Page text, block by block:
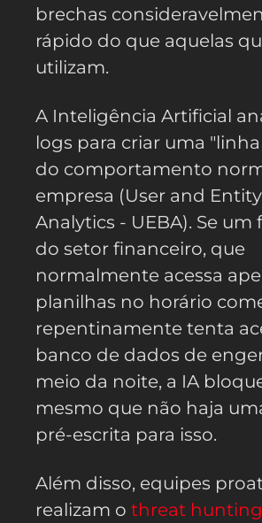
brechas
rápido do que aquelas
utilizam.
A Inteligência Artificial
logs para criar uma
do comportamento
empresa (User and
Analytics - UEBA). Se
do setor financeiro, que
normalmente acessa
planilhas no horário
repentinamente tenta
banco de dados de
meio da noite, a IA
mesmo que não haja
pré-escrita para isso.
Além disso, equipes
realizam o threat hunting